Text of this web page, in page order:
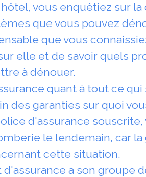
vous enquêtiez sur
que vous pouvez
que vous
elle et de savoir quels
à dénouer.
quant à tout ce
des garanties sur quoi
d'assurance
le lendemain, car la
cette situation.
d'assurance a son groupe